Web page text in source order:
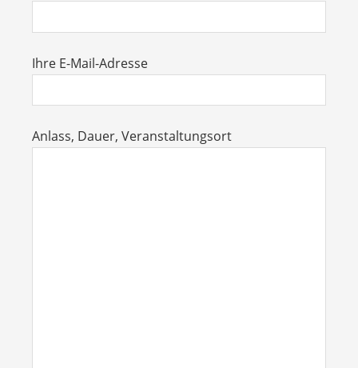
Ihre E-Mail-Adresse
Anlass, Dauer, Veranstaltungsort